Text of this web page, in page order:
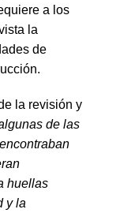
a los
la
de
la revisión y
de las
n
huellas
y la